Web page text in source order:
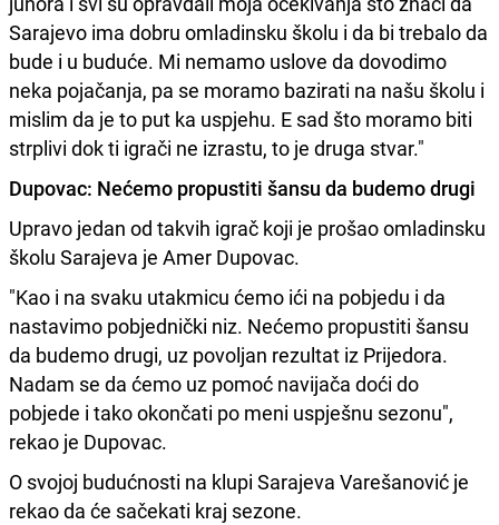
Sarajevo ima dobru omladinsku školu i da bi trebalo da
bude i u buduće. Mi nemamo uslove da dovodimo
neka pojačanja, pa se moramo bazirati na našu školu i
mislim da je to put ka uspjehu. E sad što moramo biti
strplivi dok ti igrači ne izrastu, to je druga stvar."
Dupovac: Nećemo propustiti šansu da budemo drugi
Upravo jedan od takvih igrač koji je prošao omladinsku
školu Sarajeva je Amer Dupovac.
"Kao i na svaku utakmicu ćemo ići na pobjedu i da
nastavimo pobjednički niz. Nećemo propustiti šansu
da budemo drugi, uz povoljan rezultat iz Prijedora.
Nadam se da ćemo uz pomoć navijača doći do
pobjede i tako okončati po meni uspješnu sezonu",
rekao je Dupovac.
O svojoj budućnosti na klupi Sarajeva Varešanović je
rekao da će sačekati kraj sezone.